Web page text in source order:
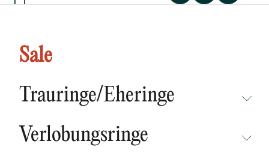
Sale
Trauringe/Eheringe
NEUHEITEN
Verlobungsringe
Diamant und Gravur Dian